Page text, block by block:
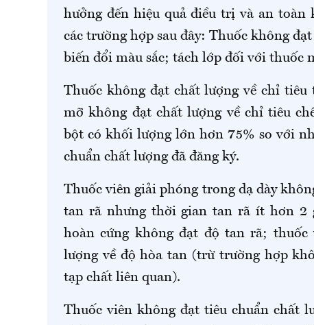
hưởng đến hiệu quả điều trị và an
các trường hợp sau đây: Thuốc không
biến đổi màu sắc; tách lớp đối với thuốc
Thuốc không đạt chất lượng về chỉ
mỡ không đạt chất lượng về chỉ tiêu
bột có khối lượng lớn hơn 75% so với
chuẩn chất lượng đã đăng ký.
Thuốc viên giải phóng trong dạ dày
tan rã nhưng thời gian tan rã ít hơn 2
hoàn cứng không đạt độ tan rã;
lượng về độ hòa tan (trừ trường hợp
tạp chất liên quan).
Thuốc viên không đạt tiêu chuẩn chất